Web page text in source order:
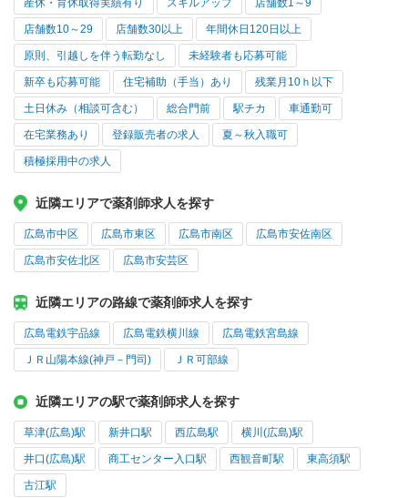
産休・育休取得実績有り スキルアップ 店舗数1～9
店舗数10～29 店舗数30以上 年間休日120日以上
原則、引越しを伴う転勤なし 未経験者も応募可能
新卒も応募可能 住宅補助（手当）あり 残業月10ｈ以下
土日休み（相談可含む） 総合門前 駅チカ 車通勤可
在宅業務あり 登録販売者の求人 夏～秋入職可
積極採用中の求人
近隣エリアで薬剤師求人を探す
広島市中区 広島市東区 広島市南区 広島市安佐南区
広島市安佐北区 広島市安芸区
近隣エリアの路線で薬剤師求人を探す
広島電鉄宇品線 広島電鉄横川線 広島電鉄宮島線
ＪＲ山陽本線(神戸－門司) ＪＲ可部線
近隣エリアの駅で薬剤師求人を探す
草津(広島)駅 新井口駅 西広島駅 横川(広島)駅
井口(広島)駅 商工センター入口駅 西観音町駅 東高須駅
古江駅